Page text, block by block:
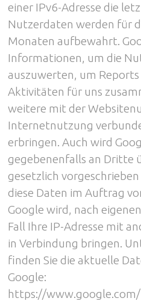
einer IPv6-Adresse die
Nutzerdaten werden für
Monaten aufbewahrt.
Informationen, um die
auszuwerten, um
Aktivitäten für uns
weitere mit der
Internetnutzung
erbringen. Auch wird
gegebenenfalls an Dritte
gesetzlich
diese Daten im Auftrag
Google wird, nach
Fall Ihre IP-Adresse mit
in Verbindung bringen.
finden Sie die aktuelle
Google:
https://